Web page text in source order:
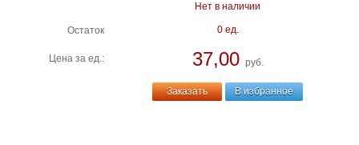
Нет в наличии
Остаток 0 ед.
Цена за ед.: 37,00 руб.
Заказать В избранное